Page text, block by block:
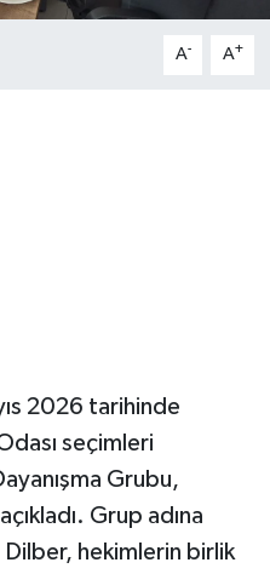
A- A+
2026 tarihinde
seçimleri
Grubu,
Grup adına
hekimlerin birlik